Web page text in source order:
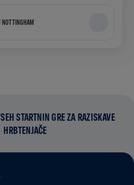
NOTTINGHAM
STARTNIN GRE ZA RAZISKAVE
HRBTENJAČE